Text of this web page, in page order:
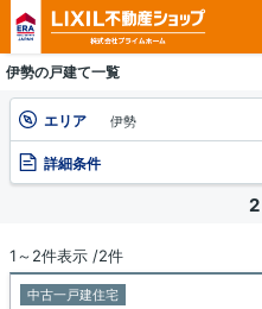
伊勢の戸建て一覧
エリア 伊勢
詳細条件
2
1～2件表示 /2件
中古一戸建住宅